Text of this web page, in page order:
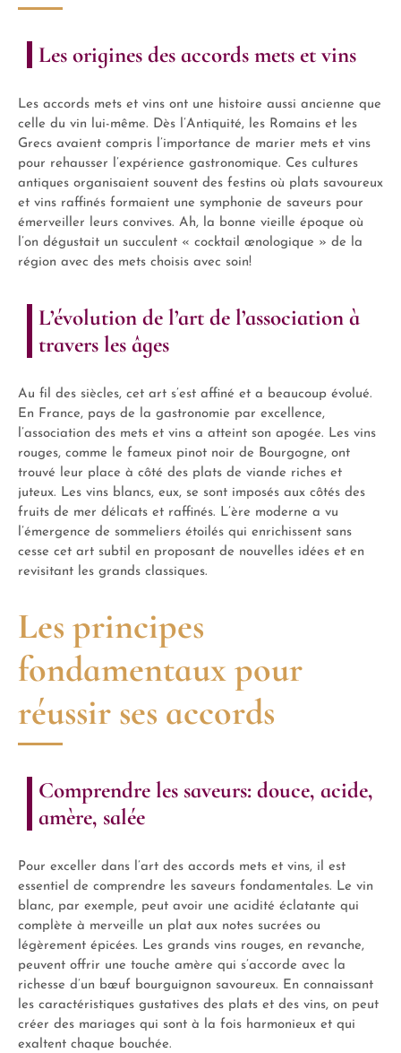
Les origines des accords mets et vins
Les accords mets et vins ont une histoire aussi ancienne que
celle du vin lui-même. Dès l’Antiquité, les Romains et les
Grecs avaient compris l’importance de marier mets et vins
pour rehausser l’expérience gastronomique. Ces cultures
antiques organisaient souvent des festins où plats savoureux
et vins raffinés formaient une symphonie de saveurs pour
émerveiller leurs convives. Ah, la bonne vieille époque où
l’on dégustait un succulent « cocktail œnologique » de la
région avec des mets choisis avec soin!
L’évolution de l’art de l’association à
travers les âges
Au fil des siècles, cet art s’est affiné et a beaucoup évolué.
En France, pays de la gastronomie par excellence,
l’association des mets et vins a atteint son apogée. Les vins
rouges, comme le fameux pinot noir de Bourgogne, ont
trouvé leur place à côté des plats de viande riches et
juteux. Les vins blancs, eux, se sont imposés aux côtés des
fruits de mer délicats et raffinés. L’ère moderne a vu
l’émergence de sommeliers étoilés qui enrichissent sans
cesse cet art subtil en proposant de nouvelles idées et en
revisitant les grands classiques.
Les principes
fondamentaux pour
réussir ses accords
Comprendre les saveurs: douce, acide,
amère, salée
Pour exceller dans l’art des accords mets et vins, il est
essentiel de comprendre les saveurs fondamentales. Le vin
blanc, par exemple, peut avoir une acidité éclatante qui
complète à merveille un plat aux notes sucrées ou
légèrement épicées. Les grands vins rouges, en revanche,
peuvent offrir une touche amère qui s’accorde avec la
richesse d’un bœuf bourguignon savoureux. En connaissant
les caractéristiques gustatives des plats et des vins, on peut
créer des mariages qui sont à la fois harmonieux et qui
exaltent chaque bouchée.